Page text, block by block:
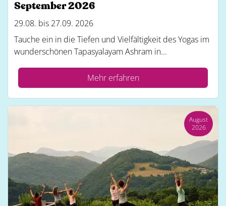
September 2026
29.08. bis 27.09. 2026
Tauche ein in die Tiefen und Vielfältigkeit des Yogas im
wunderschönen Tapasyalayam Ashram in...
Mehr erfahren
August
2026